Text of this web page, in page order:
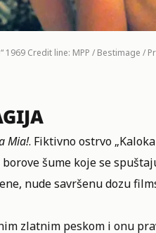
1969 Credit line: MPP / Bestimage /
Mia!. Fiktivno ostrvo
šume koje se
nude savršenu dozu
zlatnim peskom i onu